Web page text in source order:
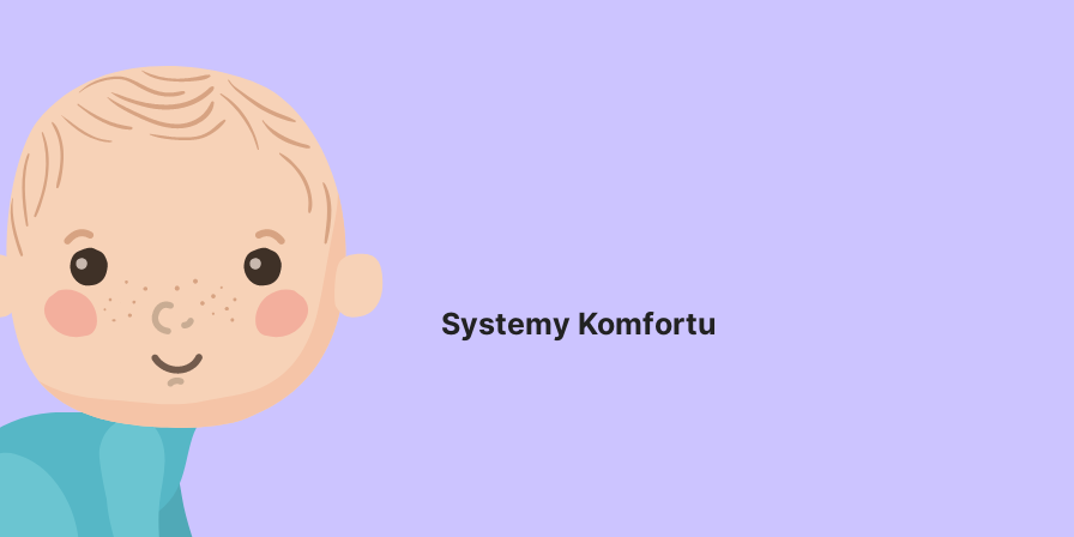
Systemy Komfortu